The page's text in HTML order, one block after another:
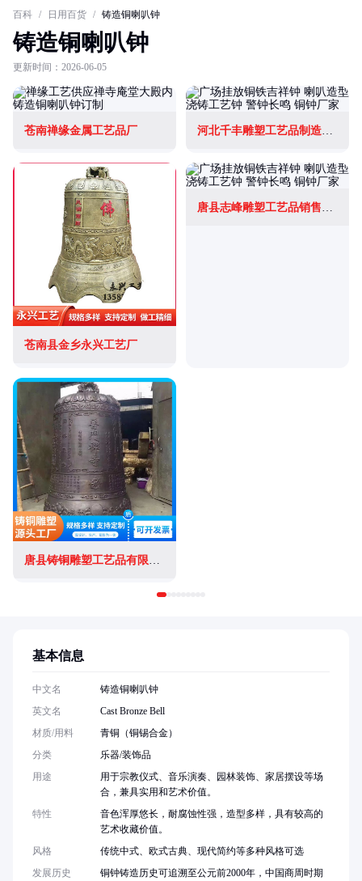
百科 / 日用百货 / 铸造铜喇叭钟
铸造铜喇叭钟
更新时间：2026-06-05
苍南禅缘金属工艺品厂 河北千丰雕塑工艺品制造有限公司
苍南县金乡永兴工艺厂
唐县志峰雕塑工艺品销售有限公司
基本信息
中文名
铸造铜喇叭钟
英文名
Cast Bronze Bell
材质/用料
青铜（铜锡合金）
分类
乐器/装饰品
用途
用于宗教仪式、音乐演奏、园林装饰、家居摆设等场
合，兼具实用和艺术价值。
特性
音色浑厚悠长，耐腐蚀性强，造型多样，具有较高的
艺术收藏价值。
风格
传统中式、欧式古典、现代简约等多种风格可选
发展历史
铜钟铸造历史可追溯至公元前2000年，中国商周时期